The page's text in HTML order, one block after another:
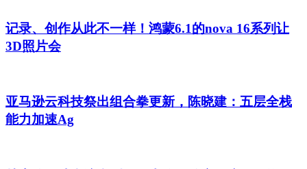
记录、创作从此不一样！鸿蒙6.1的nova 16系列让
3D照片会
亚马逊云科技祭出组合拳更新，陈晓建：五层全栈
能力加速Ag